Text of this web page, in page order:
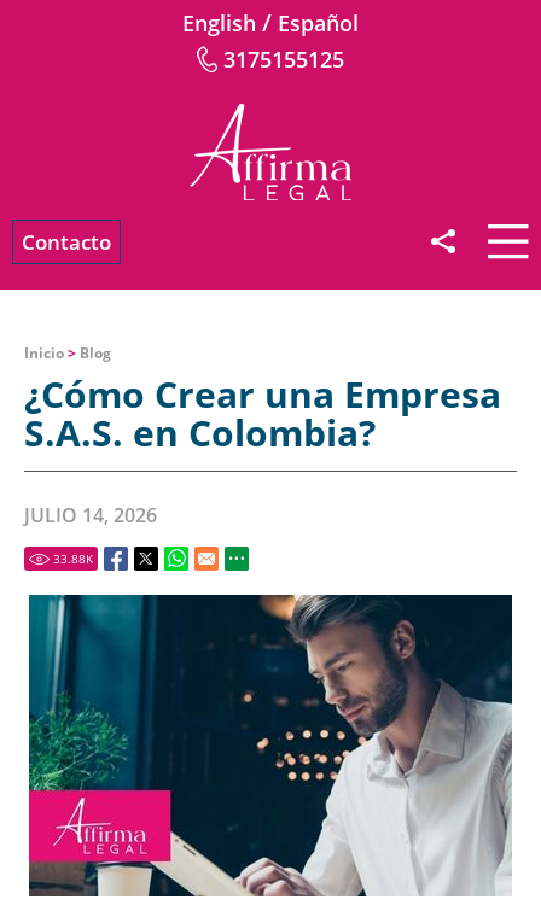
English / Español
3175155125
Contacto
Inicio> Blog
¿Cómo Crear una Empresa
S.A.S. en Colombia?
JULIO 14, 2026
33.88K